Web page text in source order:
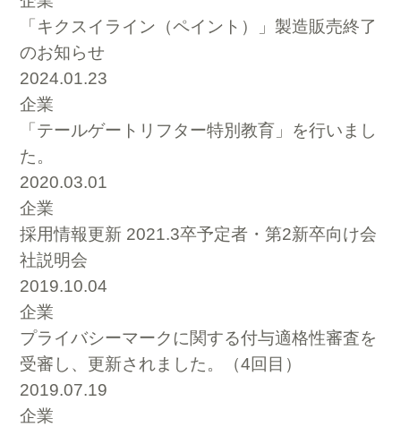
「キクスイライン（ペイント）」製造販売終了
のお知らせ
2024.01.23
企業
「テールゲートリフター特別教育」を行いまし
た。
2020.03.01
企業
採用情報更新 2021.3卒予定者・第2新卒向け会
社説明会
2019.10.04
企業
プライバシーマークに関する付与適格性審査を
受審し、更新されました。（4回目）
2019.07.19
企業